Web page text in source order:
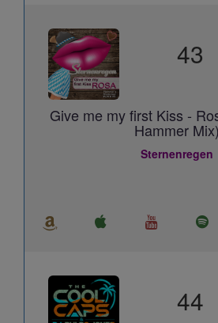
43
Give me my first Kiss -
Hammer Mix)
Sternenregen
44